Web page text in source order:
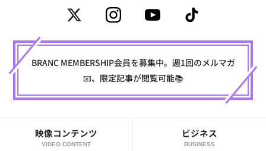
BRANC MEMBERSHIP会員を募集中。週1回のメルマガ
📧、限定記事が閲覧可能📚
映像コンテンツ
VIDEO CONTENT
ビジネス
BUSINESS